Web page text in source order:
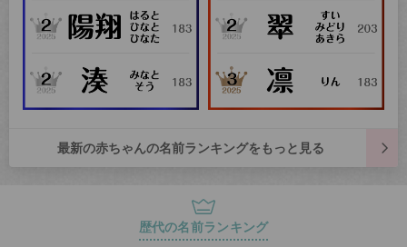
最新の赤ちゃんの名前ランキングをもっと見る
歴代の名前ランキング